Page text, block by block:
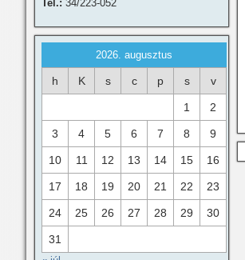
Tel.: 34/223-052
2026. augusztus
h K s c p s v
1 2
3 4 5 6 7 8 9
10 11 12 13 14 15 16
17 18 19 20 21 22 23
24 25 26 27 28 29 30
31